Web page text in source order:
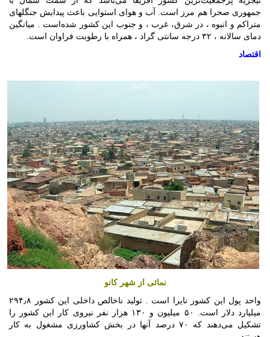
جمهوری صحرا هم مرز است. آب و هوای استوایی باعث پیدایش جنگلهای
متراکم و انبوه ، در شرق، غرب ، و جنوب این کشور شده‌است . میانگین
دمای سالانه ، ۳۲ درجه سانتی گراد ، همراه با رطوبت فراوان است.
اقتصاد
نمائی از شهر کانو
واحد پول این کشور نایرا است . تولید ناخالص داخلی این کشور ۲۹۴٫۸
میلیارد دلار است. ۵۰ میلیون و ۱۳۰ هزار نفر نیروی کار این کشور را
تشکیل می‌دهند که ۷۰ درصد آنها در بخش کشاورزی مشغول به کار